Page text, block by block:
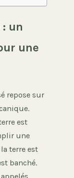
un
une
repose sur
est
une
terre est
banché.